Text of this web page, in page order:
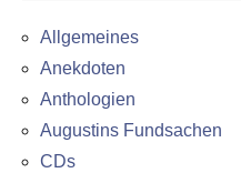
Allgemeines
Anekdoten
Anthologien
Augustins Fundsachen
CDs